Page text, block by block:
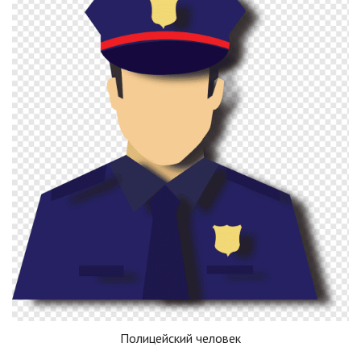
Полицейский человек